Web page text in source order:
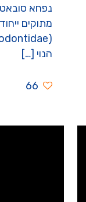
מתוקים
הנוי […]
66